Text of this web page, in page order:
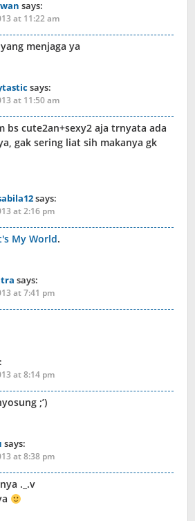
says:
at 11:22 am
menjaga ya
says:
at 11:50 am
bs cute2an+sexy2 aja trnyata ada
gak sering liat sih makanya gk
says:
at 2:16 pm
My World.
says:
at 7:41 pm
at 8:14 pm
;’)
says:
at 8:38 pm
._.v